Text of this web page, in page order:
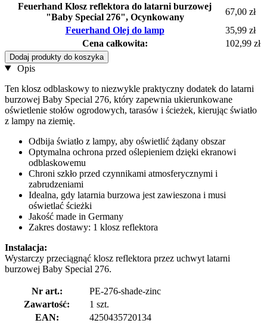
Feuerhand Klosz reflektora do latarni burzowej
"Baby Special 276", Ocynkowany
67,00 zł
Feuerhand Olej do lamp
35,99 zł
Cena całkowita:
102,99 zł
Dodaj produkty do koszyka
Opis
Ten klosz odblaskowy to niezwykle praktyczny dodatek do latarni
burzowej Baby Special 276, który zapewnia ukierunkowane
oświetlenie stołów ogrodowych, tarasów i ścieżek, kierując światło
z lampy na ziemię.
Odbija światło z lampy, aby oświetlić żądany obszar
Optymalna ochrona przed oślepieniem dzięki ekranowi
odblaskowemu
Chroni szkło przed czynnikami atmosferycznymi i
zabrudzeniami
Idealna, gdy latarnia burzowa jest zawieszona i musi
oświetlać ścieżki
Jakość made in Germany
Zakres dostawy: 1 klosz reflektora
Instalacja:
Wystarczy przeciągnąć klosz reflektora przez uchwyt latarni
burzowej Baby Special 276.
Nr art.:
PE-276-shade-zinc
Zawartość:
1 szt.
EAN:
4250435720134